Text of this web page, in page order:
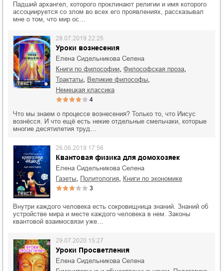
Падший архангел, которого проклинают религии и имя которого
ассоциируется со злом во всех его проявлениях, рассказывал
мне о том, что мир ос…
текст
Уроки вознесения
28.07.2019 22:25
Елена Сидельникова Селена
книги по философии
философская проза
трактаты великие философы
немецкая классика
4
Что мы знаем о процессе вознесения? Только то, что Иисус
вознёсся. И что ещё есть некие отдельные смельчаки, которые
многие десятилетия труд…
текст
Квантовая физика для домохозяек
26.06.2019 17:56
Елена Сидельникова Селена
газеты
политология книги по экономике
3
Внутри каждого человека есть сокровищница знаний. Знаний об
устройстве мира и месте каждого человека в нем. Законы
квантовой взаимосвязи уже…
Уроки Просветления
29.07.2020 15:27
Елена Сидельникова Селена